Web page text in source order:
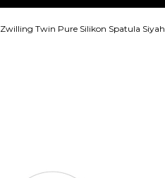
Zwilling Twin Pure Silikon Spatula Siyah